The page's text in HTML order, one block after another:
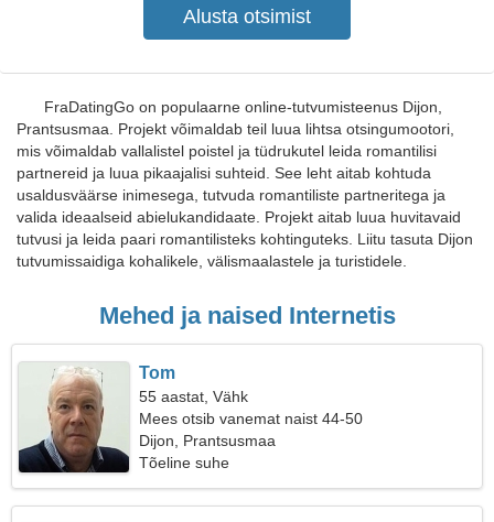
FraDatingGo on populaarne online-tutvumisteenus Dijon,
Prantsusmaa. Projekt võimaldab teil luua lihtsa otsingumootori,
mis võimaldab vallalistel poistel ja tüdrukutel leida romantilisi
partnereid ja luua pikaajalisi suhteid. See leht aitab kohtuda
usaldusväärse inimesega, tutvuda romantiliste partneritega ja
valida ideaalseid abielukandidaate. Projekt aitab luua huvitavaid
tutvusi ja leida paari romantilisteks kohtinguteks. Liitu tasuta Dijon
tutvumissaidiga kohalikele, välismaalastele ja turistidele.
Mehed ja naised Internetis
Tom
55 aastat, Vähk
Mees otsib vanemat naist 44-50
Dijon, Prantsusmaa
Tõeline suhe